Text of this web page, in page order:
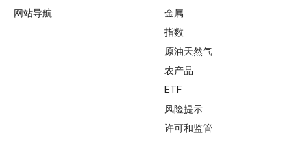
网站导航
金属
指数
原油天然气
农产品
ETF
风险提示
许可和监管